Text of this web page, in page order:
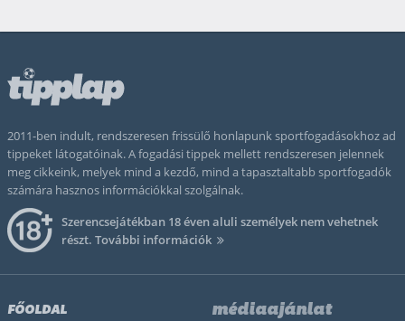
2011-ben indult, rendszeresen frissülő honlapunk sportfogadásokhoz ad
tippeket látogatóinak. A fogadási tippek mellett rendszeresen jelennek
meg cikkeink, melyek mind a kezdő, mind a tapasztaltabb sportfogadók
számára hasznos információkkal szolgálnak.
Szerencsejátékban 18 éven aluli személyek nem vehetnek
részt. További információk
FŐOLDAL médiaajánlat